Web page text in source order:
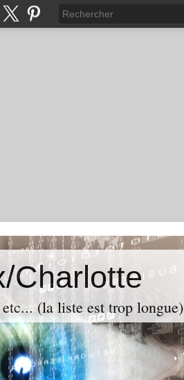
Charlotte
(la liste est trop longue)